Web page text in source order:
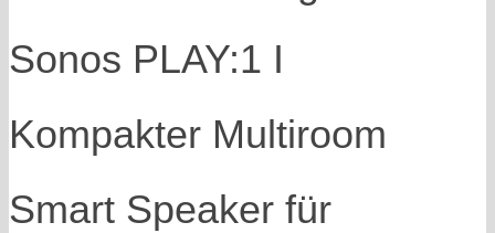
Sonos PLAY:1 I
Kompakter Multiroom
Smart Speaker für